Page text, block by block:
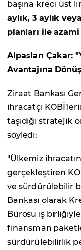
başına kredi üst
aylık, 3 aylık
planları ile azami
Alpaslan Çakar:
Avantajına
Ziraat Bankası
ihracatçı
taşıdığı stratejik
söyledi:
"Ülkemiz
gerçekleştiren
ve sürdürülebilir
Bankası olarak
Bürosu iş
finansman
sürdürülebilirlik